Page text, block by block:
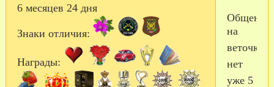
6 месяцев 24 дня
Знаки отличия:
Награды:
Общения
на
веточке
нет
уже 5